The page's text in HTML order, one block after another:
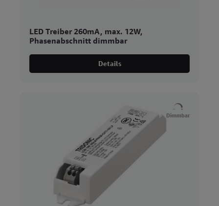
LED Treiber 260mA, max. 12W,
Phasenabschnitt dimmbar
Details
Dimmbar